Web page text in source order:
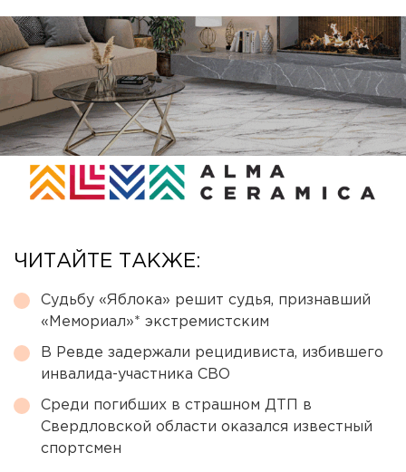
ЧИТАЙТЕ ТАКЖЕ:
Судьбу «Яблока» решит судья, признавший
«Мемориал»* экстремистским
В Ревде задержали рецидивиста, избившего
инвалида-участника СВО
Среди погибших в страшном ДТП в
Свердловской области оказался известный
спортсмен